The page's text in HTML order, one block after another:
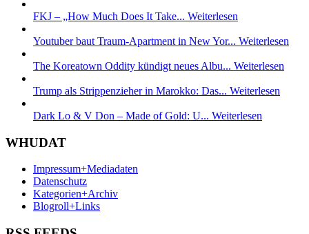
FKJ – „How Much Does It Take... Weiterlesen
Youtuber baut Traum-Apartment in New Yor... Weiterlesen
The Koreatown Oddity kündigt neues Albu... Weiterlesen
Trump als Strippenzieher in Marokko: Das... Weiterlesen
Dark Lo & V Don – Made of Gold: U... Weiterlesen
WHUDAT
Impressum+Mediadaten
Datenschutz
Kategorien+Archiv
Blogroll+Links